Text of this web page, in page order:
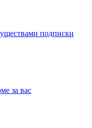
подписки
за вас